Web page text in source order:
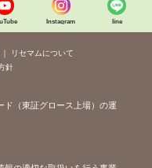
Instagram line
リセマムについて
針
ド（東証グロース上場）の運